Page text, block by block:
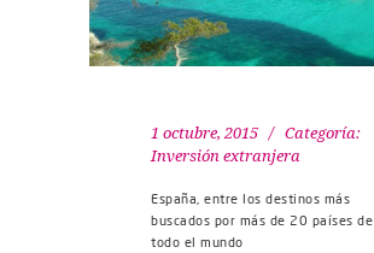
1 octubre, 2015
Categoría:
Inversión extranjera
España, entre los destinos más
buscados por más de 20 países de
todo el mundo